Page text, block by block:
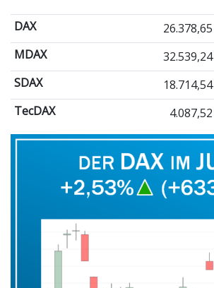
DAX 26.378,65
MDAX
32.539,24
SDAX
18.714,54
TecDAX
4.087,52